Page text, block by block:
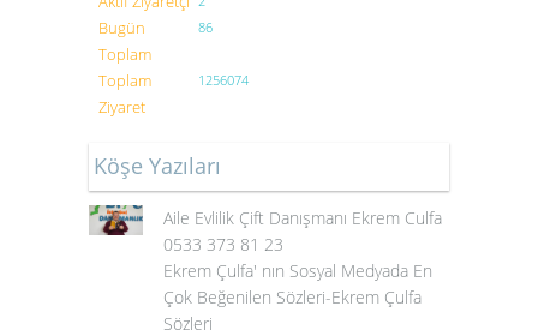
Bugün
Toplam
86
Toplam
Ziyaret
1256074
Köşe Yazıları
Aile Evlilik Çift Danışmanı Ekrem Culfa
0533 373 81 23
Ekrem Çulfa' nın Sosyal Medyada En
Çok Beğenilen Sözleri-Ekrem Çulfa
Sözleri